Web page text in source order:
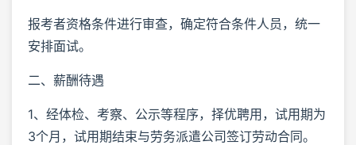
报考者资格条件进行审查，确定符合条件人员，统一
安排面试。
二、薪酬待遇
1、经体检、考察、公示等程序，择优聘用，试用期为
3个月，试用期结束与劳务派遣公司签订劳动合同。